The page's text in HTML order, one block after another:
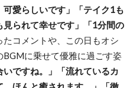
愛らしいです」「テイク1も
見られて幸せです」「1分間の
たコメントや、この日もオシ
に乗せて優雅に過ごす姿
いですね。」「流れているカ